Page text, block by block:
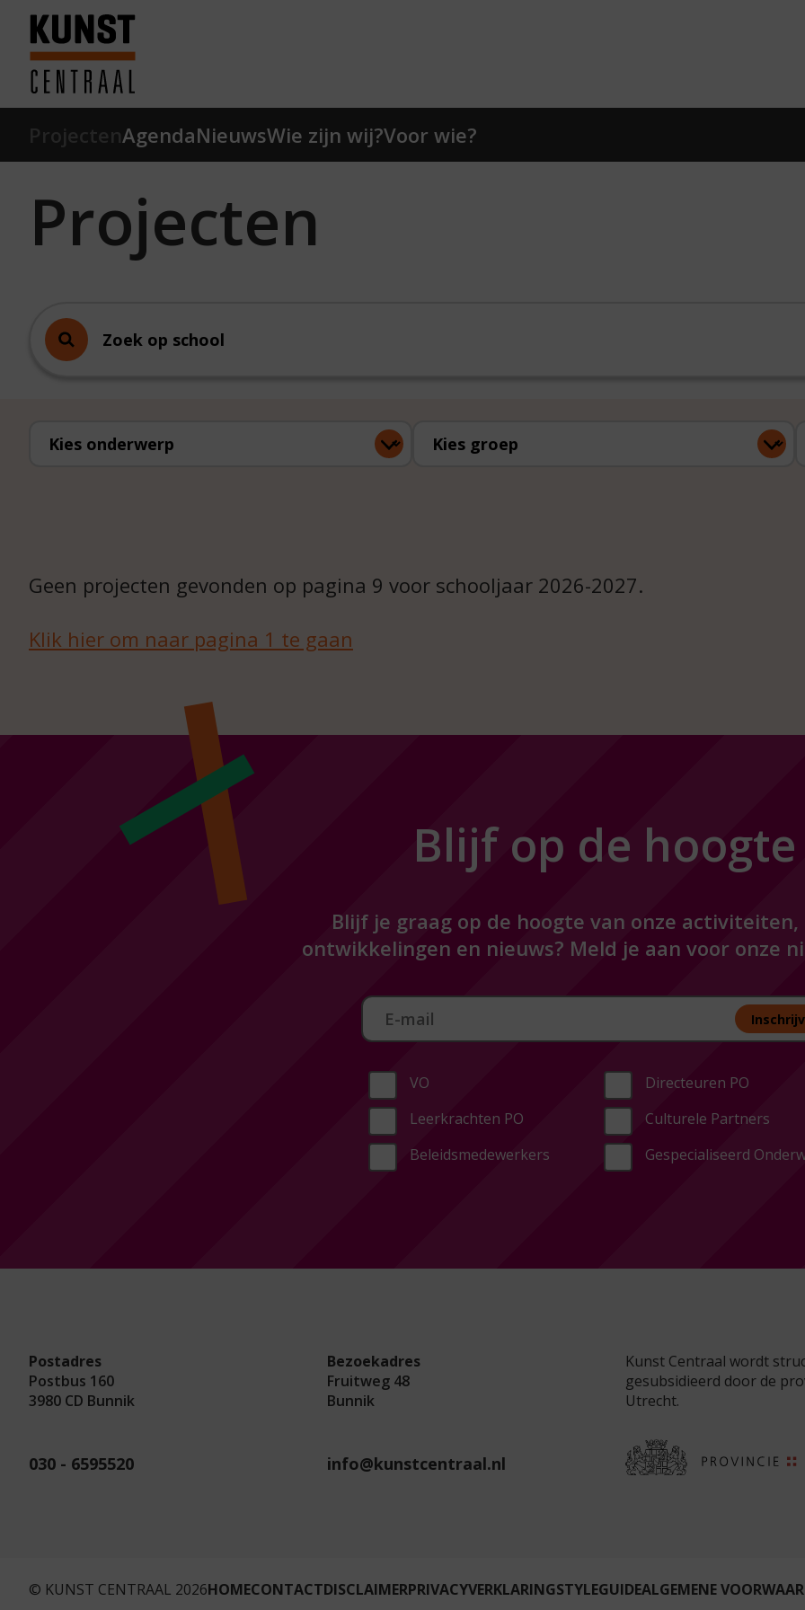
Ga naar hoofdinhoud
Terug naar homepage
AgendaNieuwsWie zijn wij?Voor wie?
Projecten
Zoek op school
Kies onderwerp Kies groep
Geen projecten gevonden op pagina 9 voor schooljaar 2026-2027.
Klik hier om naar pagina 1 te gaan
Blijf op de hoogte
Blijf je graag op de hoogte van onze activiteiten,
ontwikkelingen en nieuws? Meld je aan voor onze
Aan melden nieuwsbrief
VO
Directeuren PO
Leerkrachten PO
Culturele Partners
Beleidsmedewerkers
Gespecialiseerd
Postadres
Postbus 160
3980 CD Bunnik
030 - 6595520
Bezoekadres
Fruitweg 48
Bunnik
info@kunstcentraal.nl
Kunst Centraal wordt
gesubsidieerd door de
Utrecht.
© KUNST CENTRAAL 2026HOMECONTACTDISCLAIMERPRIVACYVERKLARINGSTYLEGUIDEALGEMENE